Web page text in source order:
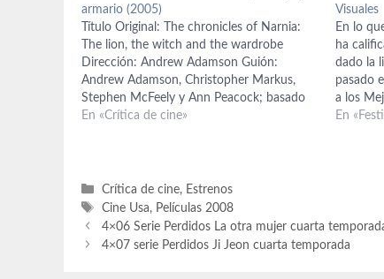
armario (2005)
Título Original: The chronicles of Narnia:
The lion, the witch and the wardrobe
Dirección: Andrew Adamson Guión:
Andrew Adamson, Christopher Markus,
Stephen McFeely y Ann Peacock; basado
en el libro de C.S. Lewis Reparto: Tilda
En «Crítica de cine»
Visuales
En lo
ha
dado la
pasado
a los
En
Categorías
Crítica de cine, Estrenos
Etiquetas
Cine Usa, Películas 2008
4×06 Serie Perdidos La otra mujer cuarta
4×07 serie Perdidos Ji Jeon cuarta temporada